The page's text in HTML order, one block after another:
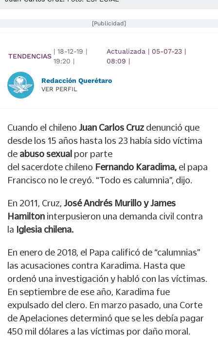
[Publicidad]
TENDENCIAS
| 18-12-19 |
19:20 |
Actualizada | 05-07-23 |
08:09 |
Redacción Querétaro
VER PERFIL
Cuando el chileno Juan Carlos Cruz denunció que
desde los 15 años hasta los 23 había sido víctima
de abuso sexual por parte
del sacerdote chileno Fernando Karadima, el papa
Francisco no le creyó. “Todo es calumnia”, dijo.
En 2011, Cruz, José Andrés Murillo y James
Hamilton interpusieron una demanda civil contra
la Iglesia chilena.
En enero de 2018, el Papa calificó de “calumnias”
las acusaciones contra Karadima. Hasta que
ordenó una investigación y habló con las víctimas.
En septiembre de ese año, Karadima fue
expulsado del clero. En marzo pasado, una Corte
de Apelaciones determinó que se les debía pagar
450 mil dólares a las víctimas por daño moral.